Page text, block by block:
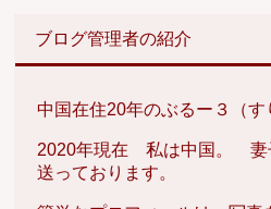
ブログ管理者の紹介
中国在住20年のぶるー３（す
2020年現在 私は中国。 妻
送っております。